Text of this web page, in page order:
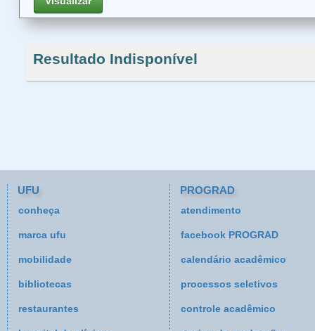
Resultado Indisponível
UFU
conheça
marca ufu
mobilidade
bibliotecas
restaurantes
PROGRAD
atendimento
facebook PROGRAD
calendário acadêmico
processos seletivos
controle acadêmico